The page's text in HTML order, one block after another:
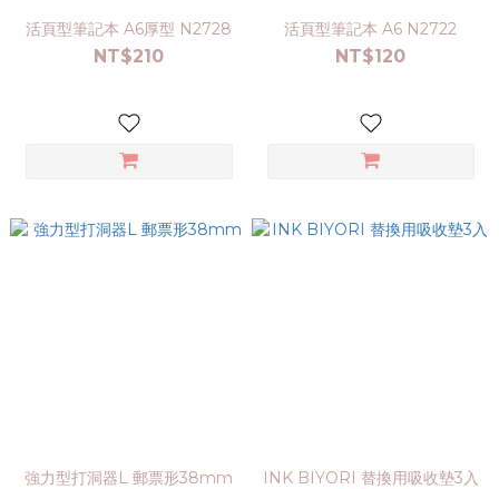
活頁型筆記本 A6厚型 N2728
NT$210
活頁型筆記本 A6 N2722
NT$120
強力型打洞器L 郵票形38mm INK BIYORI 替換用吸收墊3入